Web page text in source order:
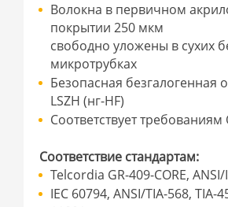
Волокна в первичном
покрытии 250 мкм
свободно уложены в сухих
микротрубках
Безопасная безгалогенная
LSZH (нг-HF)
Соответствует требованиям
Соответствие стандартам:
Telcordia GR-409-CORE, ANSI/
IEC 60794, ANSI/TIA-568, TIA-